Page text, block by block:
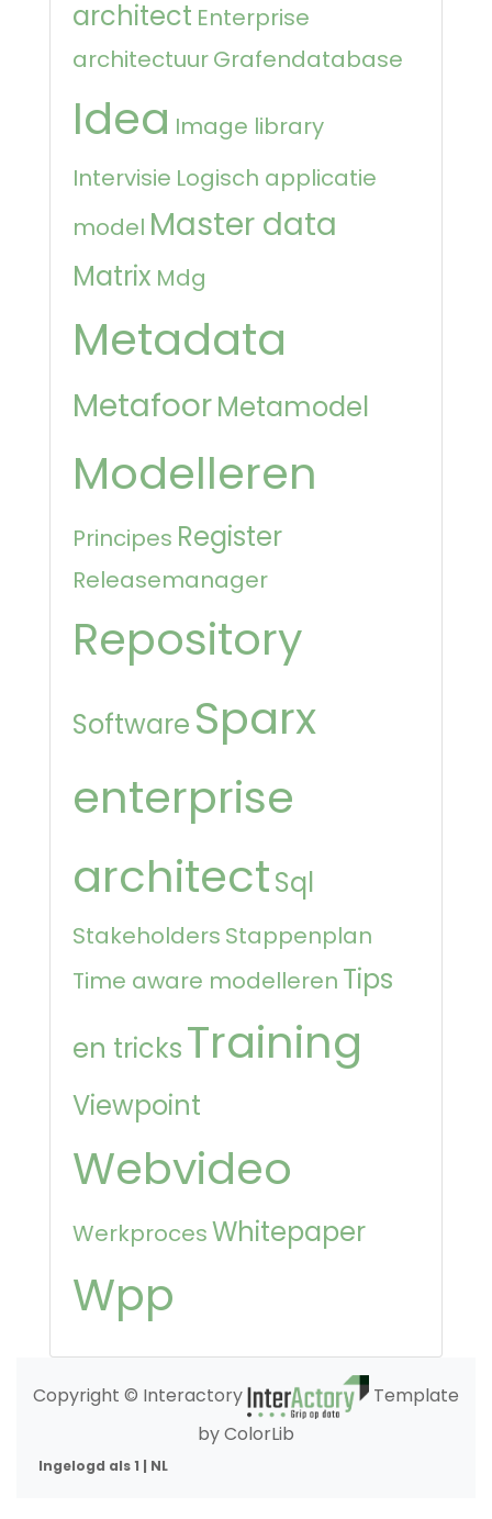
architect Enterprise
architectuurGrafendatabase
Idea Image library
Intervisie Logisch applicatie
model Master data
Matrix Mdg
Metadata
MetafoorMetamodel
Modelleren
Principes Register
Releasemanager
Repository
Software Sparx
enterprise
architectSql
Stakeholders Stappenplan
Time aware modelleren Tips
en tricksTraining
Viewpoint
Webvideo
WerkprocesWhitepaper
Wpp
Copyright © Interactory
Template
by ColorLib
Ingelogd als 1 | NL